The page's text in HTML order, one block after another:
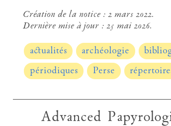
Création de la notice : 2 mars 2022.
Dernière mise à jour : 25 mai 2026.
actualités archéologie
périodiques
Perse
Advanced